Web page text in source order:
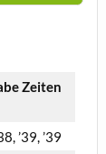
Zeiten
’39, ’39